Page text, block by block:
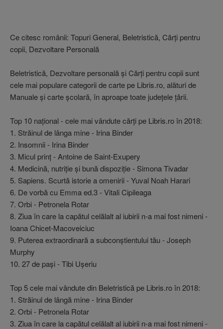
Ce citesc românii: Topuri General, Beletristică, Cărţi pentru
copii, Dezvoltare Personală
Beletristică, Dezvoltare personală şi Cărţi pentru copii sunt
cele mai populare categorii de carte pe Libris.ro, alături de
Manuale şi carte şcolară, în aproape toate judeţele ţării.
Top 10 naţional - cele mai vândute cărţi pe Libris.ro în 2018:
1. Străinul de lânga mine - Irina Binder
2. Insomnii - Irina Binder
3. Micul prinţ - Antoine de Saint-Exupery
4. Medicină, nutriţie şi bună dispoziţie - Simona Tivadar
5. Sapiens. Scurtă istorie a omenirii - Yuval Noah Harari
6. De vorbă cu Emma ed.3 - Vitali Cipileaga
7. Orbi - Petronela Rotar
8. Ziua în care la capătul celălalt al iubirii n-a mai fost nimeni -
Ioana Chicet-Macoveiciuc
9. Puterea extraordinară a subconştientului tău - Joseph
Murphy
10. 27 de paşi - Tibi Uşeriu
Top 5 cele mai vândute din Beletristică pe Libris.ro în 2018:
1. Străinul de lângă mine - Irina Binder
2. Orbi - Petronela Rotar
3. Ziua în care la capătul celălalt al iubirii n-a mai fost nimeni -